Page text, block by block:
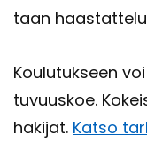
taan
Kou­lu­tuk­seen
tu­vuus­koe.
ha­ki­jat. Katso